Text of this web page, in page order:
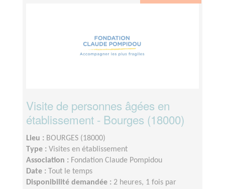
Visite de personnes âgées en
établissement - Bourges (18000)
Lieu : BOURGES (18000)
Type : Visites en établissement
Association : Fondation Claude Pompidou
Date :
Tout le temps
Disponibilité demandée : 2 heures, 1 fois par